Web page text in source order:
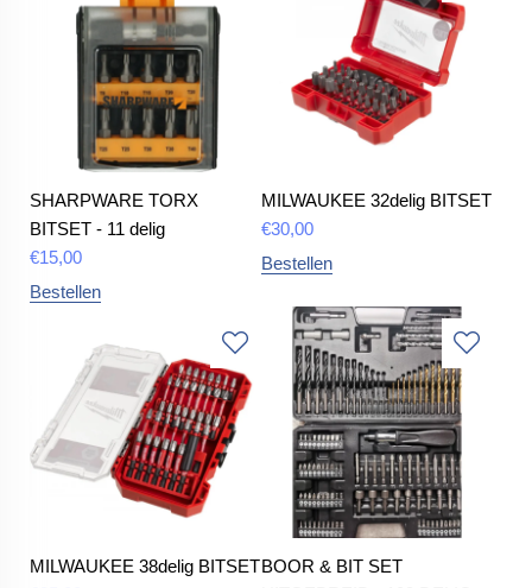
SHARPWARE TORX
BITSET - 11 delig
€15,00
Bestellen
MILWAUKEE 32delig BITSET
€30,00
Bestellen
MILWAUKEE 38delig BITSETBOOR & BIT SET